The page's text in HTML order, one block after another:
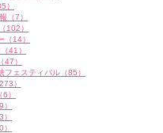
）
（7）
102）
（14）
41）
47）
ェスティバル（85）
）
）